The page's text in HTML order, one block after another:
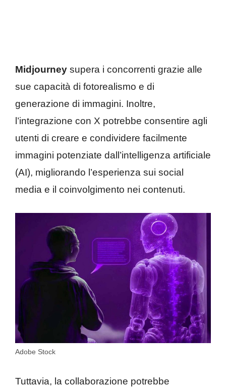
Midjourney supera i concorrenti grazie alle
sue capacità di fotorealismo e di
generazione di immagini. Inoltre,
l’integrazione con X potrebbe consentire agli
utenti di creare e condividere facilmente
immagini potenziate dall’intelligenza artificiale
(AI), migliorando l’esperienza sui social
media e il coinvolgimento nei contenuti.
Adobe Stock
Tuttavia, la collaborazione potrebbe